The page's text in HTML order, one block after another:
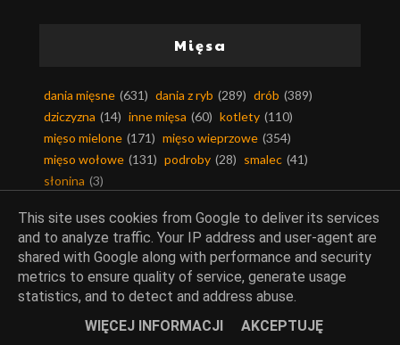
Mięsa
dania mięsne (631) dania z ryb (289) drób (389)
dziczyzna (14) inne mięsa (60) kotlety (110)
mięso mielone (171) mięso wieprzowe (354)
mięso wołowe (131) podroby (28) smalec (41)
słonina (3)
Kuchnie świata
kuchnia arabska (49) kuchnia afryki
(6)
This site uses cookies from Google to deliver its services
and to analyze traffic. Your IP address and user-agent are
shared with Google along with performance and security
metrics to ensure quality of service, generate usage
statistics, and to detect and address abuse.
WIĘCEJ INFORMACJI
AKCEPTUJĘ